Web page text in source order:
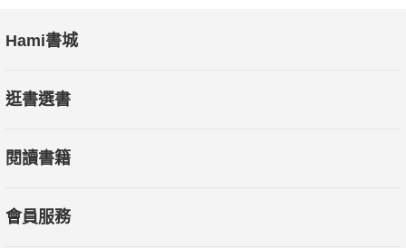
Hami書城
逛書選書
閱讀書籍
會員服務